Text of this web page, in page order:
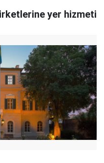
yer hizmeti